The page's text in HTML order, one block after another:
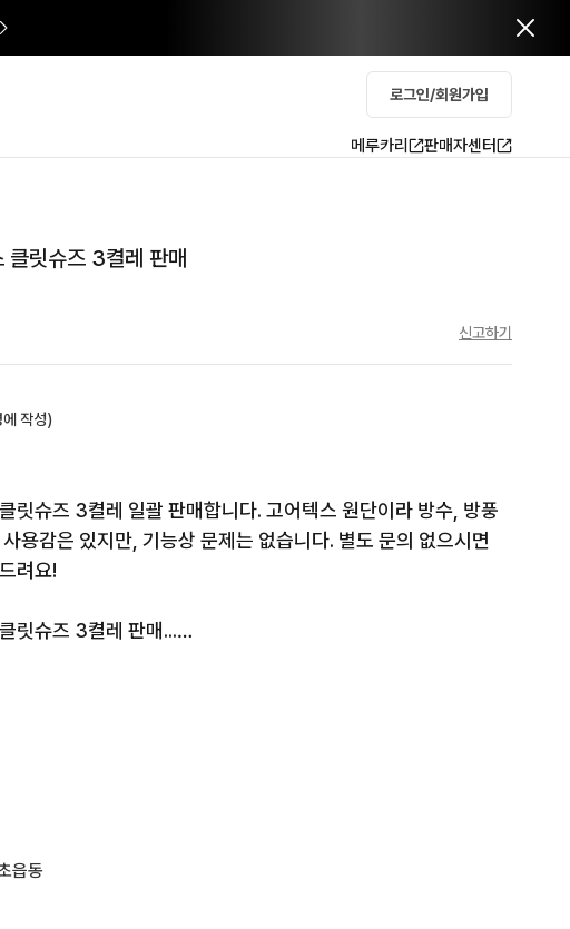
로그인/회원가입
메루카리 판매자센터
클릿슈즈 3켤레 판매
신고하기
작성)
릿슈즈 3켤레 일괄 판매합니다. 고어텍스 원단이라 방수, 방풍
용감은 있지만, 기능상 문제는 없습니다. 별도 문의 없으시면
려요!
릿슈즈 3켤레 판매...
클릿슈즈 3켤레 판매
읍동